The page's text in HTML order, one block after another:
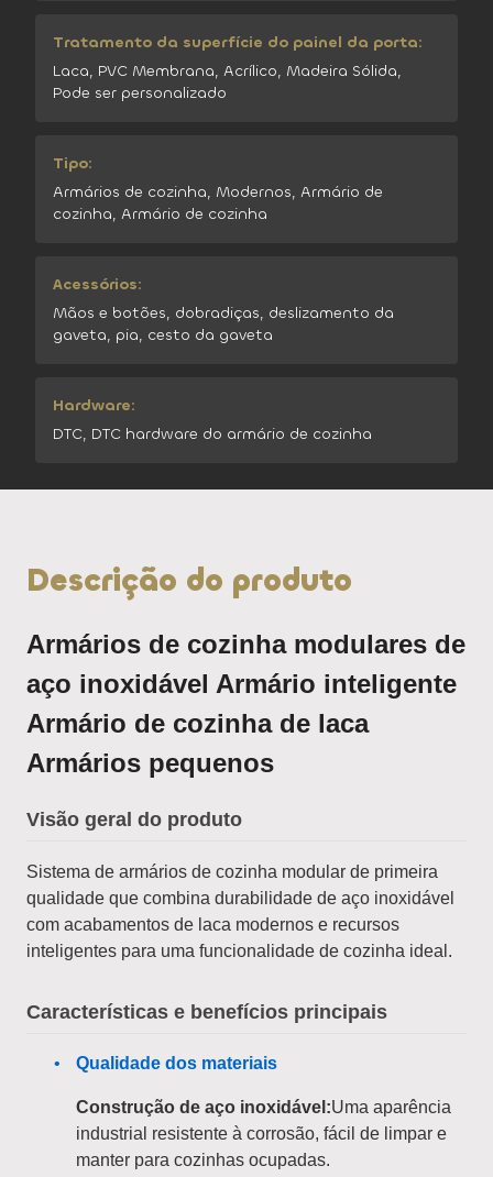
Tratamento da superfície do painel da porta:
Laca, PVC Membrana, Acrílico, Madeira Sólida,
Pode ser personalizado
Tipo:
Armários de cozinha, Modernos, Armário de
cozinha, Armário de cozinha
Acessórios:
Mãos e botões, dobradiças, deslizamento da
gaveta, pia, cesto da gaveta
Hardware:
DTC, DTC hardware do armário de cozinha
Descrição do produto
Armários de cozinha modulares de
aço inoxidável Armário inteligente
Armário de cozinha de laca
Armários pequenos
Visão geral do produto
Sistema de armários de cozinha modular de primeira
qualidade que combina durabilidade de aço inoxidável
com acabamentos de laca modernos e recursos
inteligentes para uma funcionalidade de cozinha ideal.
Características e benefícios principais
Qualidade dos materiais
Construção de aço inoxidável:Uma aparência
industrial resistente à corrosão, fácil de limpar e
manter para cozinhas ocupadas.